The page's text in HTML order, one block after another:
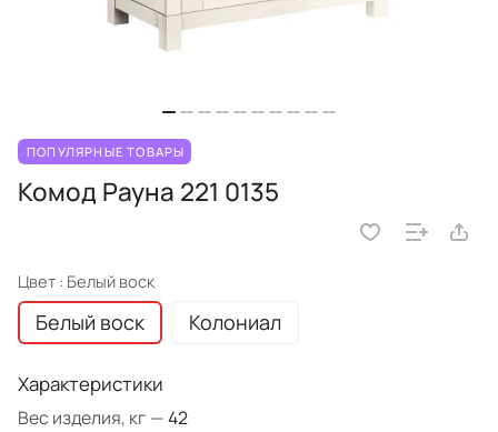
ПОПУЛЯРНЫЕ ТОВАРЫ
Комод Рауна 221 0135
Цвет : Белый воск
Белый воск Колониал
Характеристики
Вес изделия, кг —42